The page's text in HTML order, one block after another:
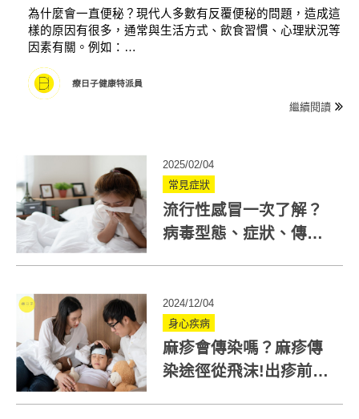
為什麼會一直便秘？現代人多數有反覆便秘的問題，造成這
樣的原因有很多，通常與生活方式、飲食習慣、心理狀況等
因素有關。例如：…
療日子健康特派員
繼續閱讀
2025/02/04
常見症狀
流行性感冒一次了解？
病毒型態、症狀、傳染
2024/12/04
身心疾病
麻疹會傳染嗎？麻疹傳
染途徑從飛沫!出疹前後